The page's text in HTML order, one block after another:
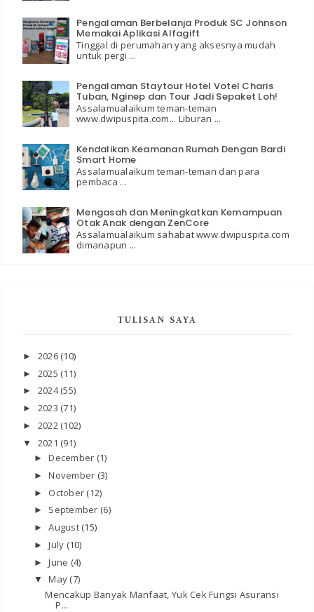
Pengalaman Berbelanja Produk SC Johnson
Memakai Aplikasi Alfagift
Tinggal di perumahan yang aksesnya mudah
untuk pergi ...
Pengalaman Staytour Hotel Votel Charis
Tuban, Nginep dan Tour Jadi Sepaket Loh!
Assalamualaikum teman-teman
www.dwipuspita.com... Liburan ...
Kendalikan Keamanan Rumah Dengan Bardi
Smart Home
Assalamualaikum teman-teman dan para
pembaca ...
Mengasah dan Meningkatkan Kemampuan
Otak Anak dengan ZenCore
Assalamualaikum sahabat www.dwipuspita.com
dimanapun ...
TULISAN SAYA
► 2026 (10)
► 2025 (11)
► 2024(55)
► 2023 (71)
► 2022 (102)
▼ 2021 (91)
►December (1)
►November (3)
► October (12)
► September (6)
►August (15)
►July (10)
►June (4)
▼May (7)
Mencakup Banyak Manfaat, Yuk Cek Fungsi Asuransi
P...